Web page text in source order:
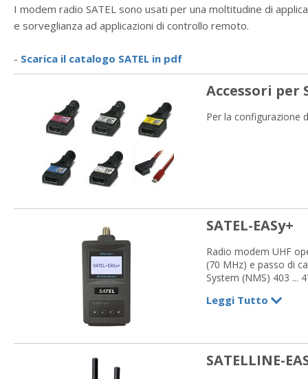
I modem radio SATEL sono usati per una moltitudine di
e sorveglianza ad applicazioni di controllo remoto.
- Scarica il catalogo SATEL in pdf
Accessori per
Per la configurazione
SATEL-EASy+
Radio modem UHF
(70 MHz) e passo di
System (NMS) 403 ...
Leggi Tutto
SATELLINE-